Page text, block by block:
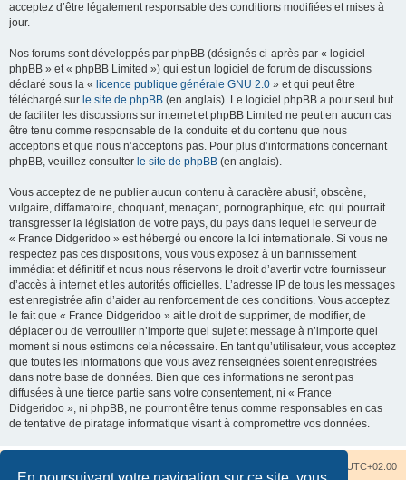
acceptez d’être légalement responsable des conditions modifiées et mises à
jour.
Nos forums sont développés par phpBB (désignés ci-après par « logiciel
phpBB » et « phpBB Limited ») qui est un logiciel de forum de discussions
déclaré sous la « licence publique générale GNU 2.0 » et qui peut être
téléchargé sur le site de phpBB (en anglais). Le logiciel phpBB a pour seul but
de faciliter les discussions sur internet et phpBB Limited ne peut en aucun cas
être tenu comme responsable de la conduite et du contenu que nous
acceptons et que nous n’acceptons pas. Pour plus d’informations concernant
phpBB, veuillez consulter le site de phpBB (en anglais).
Vous acceptez de ne publier aucun contenu à caractère abusif, obscène,
vulgaire, diffamatoire, choquant, menaçant, pornographique, etc. qui pourrait
transgresser la législation de votre pays, du pays dans lequel le serveur de
« France Didgeridoo » est hébergé ou encore la loi internationale. Si vous ne
respectez pas ces dispositions, vous vous exposez à un bannissement
immédiat et définitif et nous nous réservons le droit d’avertir votre fournisseur
d’accès à internet et les autorités officielles. L’adresse IP de tous les messages
est enregistrée afin d’aider au renforcement de ces conditions. Vous acceptez
le fait que « France Didgeridoo » ait le droit de supprimer, de modifier, de
déplacer ou de verrouiller n’importe quel sujet et message à n’importe quel
moment si nous estimons cela nécessaire. En tant qu’utilisateur, vous acceptez
que toutes les informations que vous avez renseignées soient enregistrées
dans notre base de données. Bien que ces informations ne seront pas
diffusées à une tierce partie sans votre consentement, ni « France
Didgeridoo », ni phpBB, ne pourront être tenus comme responsables en cas
de tentative de piratage informatique visant à compromettre vos données.
UTC+02:00